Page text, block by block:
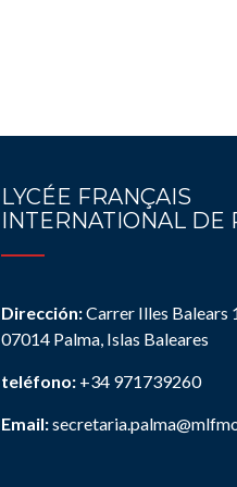
LYCÉE FRANÇAIS
INTERNATIONAL DE
Dirección:Carrer Illes Balears
07014 Palma, Islas Baleares
teléfono: +34 971739260
Email: